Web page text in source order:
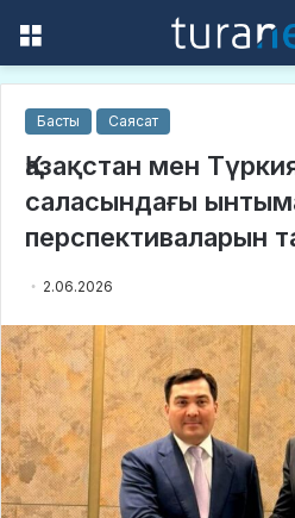
Басты Саясат
Қазақстан мен
саласындағы
перспективаларын
2.06.2026